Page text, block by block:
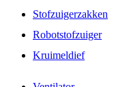
Stofzuigerzakken
Robotstofzuiger
Kruimeldief